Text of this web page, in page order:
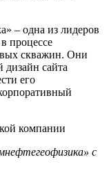
– одна из лидеров
процессе
скважин. Они
сайта
его
с